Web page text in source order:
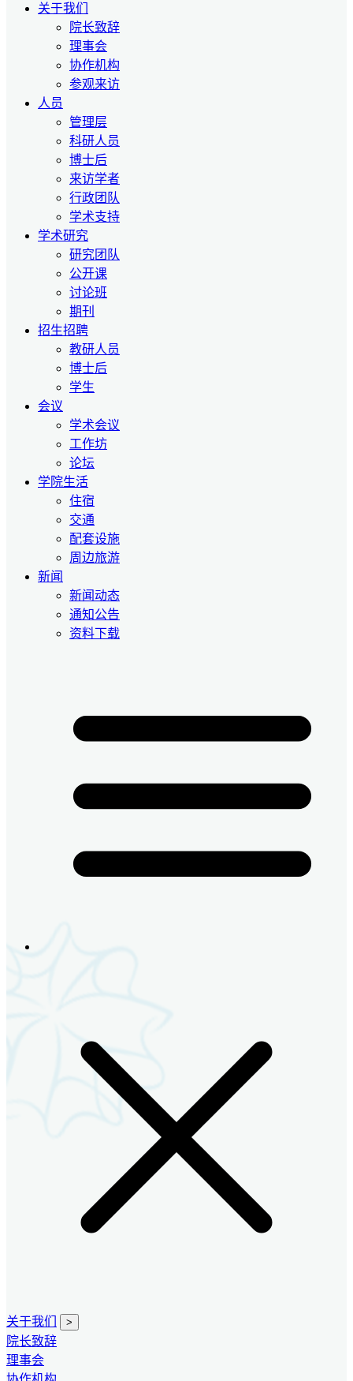
关于我们
院长致辞
理事会
协作机构
参观来访
人员
管理层
科研人员
博士后
来访学者
行政团队
学术支持
学术研究
研究团队
公开课
讨论班
期刊
招生招聘
教研人员
博士后
学生
会议
学术会议
工作坊
论坛
学院生活
住宿
交通
配套设施
周边旅游
新闻
新闻动态
通知公告
资料下载
关于我们 >
院长致辞
理事会